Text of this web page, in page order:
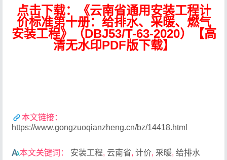
点击下载：《云南省通用安装工程计
价标准第十册：给排水、采暖、燃气
安装工程》（DBJ53/T-63-2020）【高
清无水印PDF版下载】
本文链接：
https://www.gongzuoqianzheng.cn/bz/14418.html
本文关键词： 安装工程, 云南省, 计价, 采暖, 给排水